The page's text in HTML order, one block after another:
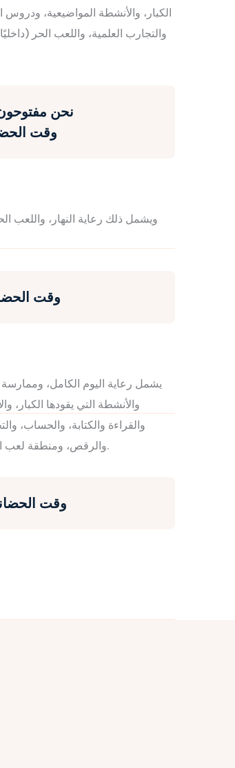
الكبار، والأنشطة المواضيعية، ودروس
والتجارب العلمية، واللعب الحر
نحن مفتوحون من الساعة
وقت الحضانة
ويشمل ذلك رعاية النهار، واللعب
وقت الحضانة بعد
يشمل رعاية اليوم الكامل،
والأنشطة التي يقودها الكبار،
والقراءة والكتابة، والحساب،
والرقص، ومنطقة لعب العالم الصغير، والتحقيق والمزيد من أنشطة اهتمام الطفل.
وقت الحضانة طوال